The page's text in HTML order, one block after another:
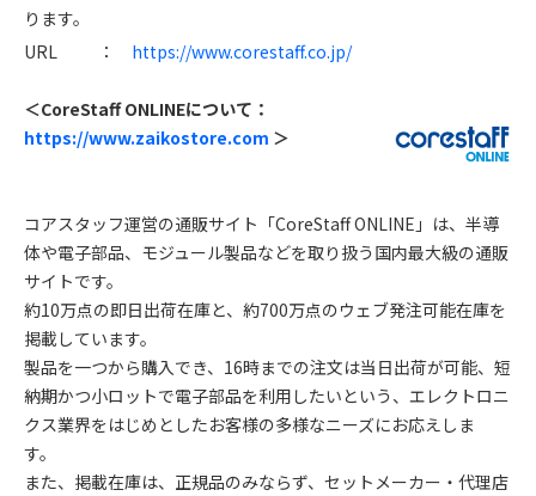
ります。
URL ： https://www.corestaff.co.jp/
＜CoreStaff ONLINEについて：
https://www.zaikostore.com ＞
コアスタッフ運営の通販サイト「CoreStaff ONLINE」は、半導
体や電子部品、モジュール製品などを取り扱う国内最大級の通販
サイトです。
約10万点の即日出荷在庫と、約700万点のウェブ発注可能在庫を
掲載しています。
製品を一つから購入でき、16時までの注文は当日出荷が可能、短
納期かつ小ロットで電子部品を利用したいという、エレクトロニ
クス業界をはじめとしたお客様の多様なニーズにお応えしま
す。
また、掲載在庫は、正規品のみならず、セットメーカー・代理店